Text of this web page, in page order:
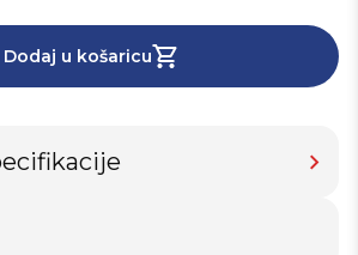
Dodaj u košaricu